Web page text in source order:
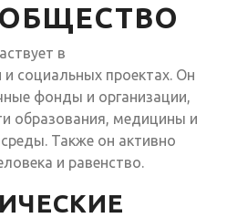
в
и социальных проектах. Он
фонды и организации,
образования, медицины и
Также он активно
и равенство.